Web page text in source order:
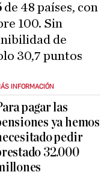
de 48 países, con
100. Sin
de
30,7 puntos
INFORMACIÓN
pagar las
ya hemos
pedir
32.000